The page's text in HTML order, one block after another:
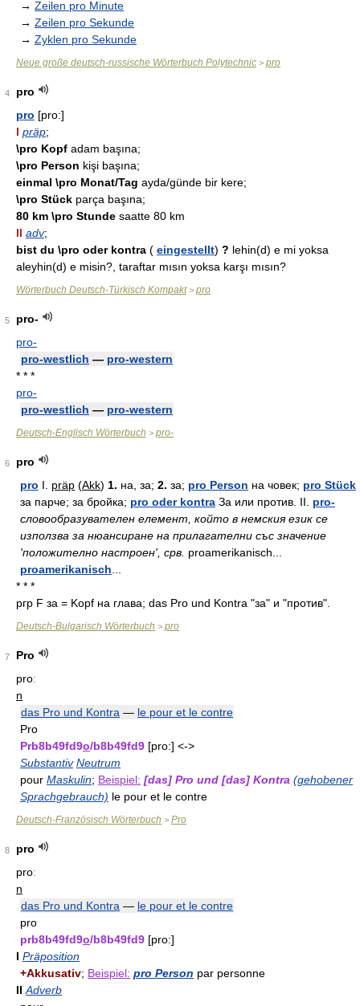
→ Zeilen pro Minute
→ Zeilen pro Sekunde
→ Zyklen pro Sekunde
Neue große deutsch-russische Wörterbuch Polytechnic > pro
4
pro
pro [pro:]
I präp;
\pro Kopf adam başına;
\pro Person kişi başına;
einmal \pro Monat/Tag ayda/günde bir kere;
\pro Stück parça başına;
80 km \pro Stunde saatte 80 km
II adv;
bist du \pro oder kontra ( eingestellt) ? lehin(d) e mi yoksa
aleyhin(d) e misin?, taraftar mısın yoksa karşı mısın?
Wörterbuch Deutsch-Türkisch Kompakt> pro
5
pro-
pro-
pro-westlich — pro-western
* * *
pro-
pro-westlich — pro-western
Deutsch-Englisch Wörterbuch > pro-
6
pro
pro I. präp (Akk) 1. на, за; 2. за; pro Person на човек; pro Stück
за парче; за бройка; pro oder kontra За или против. II. pro-
словообразувателен елемент, който в немския език се
използва за нюансиране на прилагателни със значение
'положително настроен', срв. proamerikanisch...
proamerikanisch
* * *
ргр F за = Kopf на глава; das Pro und Kontra "за" и "против".
Deutsch-Bulgarisch Wörterbuch > pro
7
Pro
proː
n
das Pro und Kontra — le pour et le contre
Pro
Prb8b49fd9o/b8b49fd9 [pro:] <->
Substantiv Neutrum
pour Maskulin; Beispiel: [das] Pro und [das] Kontra (gehobener
Sprachgebrauch) le pour et le contre
Deutsch-Französisch Wörterbuch > Pro
8
pro
proː
n
das Pro und Kontra — le pour et le contre
pro
prb8b49fd9o/b8b49fd9 [pro:]
I Präposition
+Akkusativ; Beispiel: pro Person par personne
II Adverb